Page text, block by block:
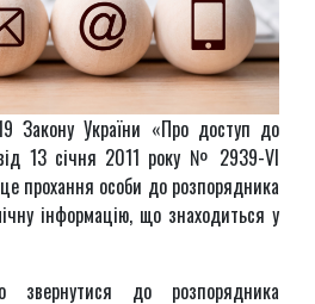
Закону України «Про доступ до
від 13 січня 2011 року № 2939-VI
прохання особи до розпорядника
інформацію, що знаходиться у
звернутися до розпорядника